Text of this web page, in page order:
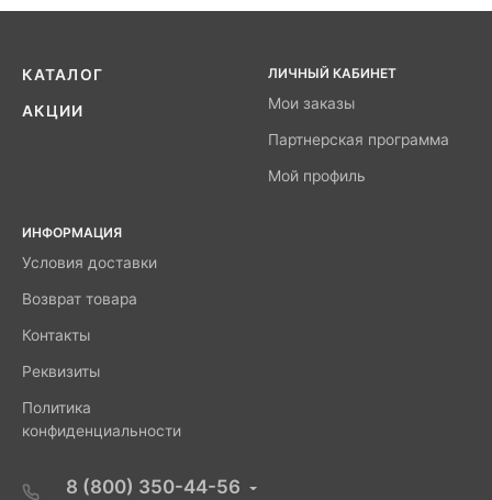
КАТАЛОГ
АКЦИИ
ЛИЧНЫЙ КАБИНЕТ
Мои заказы
Партнерская программа
Мой профиль
ИНФОРМАЦИЯ
Условия доставки
Возврат товара
Контакты
Реквизиты
Политика
конфиденциальности
8 (800) 350-44-56